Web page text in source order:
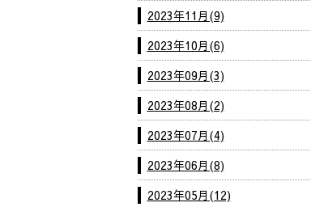
2023年11月(9)
2023年10月(6)
2023年09月(3)
2023年08月(2)
2023年07月(4)
2023年06月(8)
2023年05月(12)